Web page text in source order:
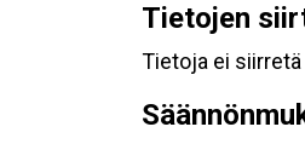
Tietojen
Tietoja ei